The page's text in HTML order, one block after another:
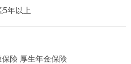
5年以上
険 厚生年金保険